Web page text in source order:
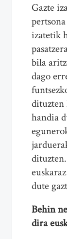
Gazte
izatetik
bila
dago
dituzten
handia
dute
Behin
dira